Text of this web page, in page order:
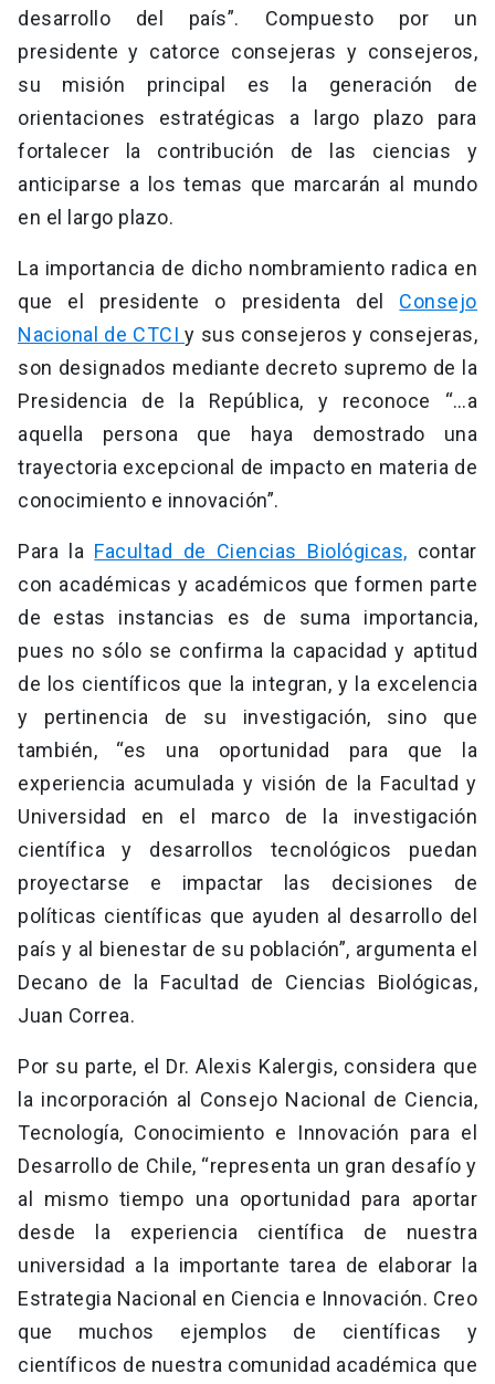
desarrollo del país”. Compuesto por un
presidente y catorce consejeras y consejeros,
su misión principal es la generación de
orientaciones estratégicas a largo plazo para
fortalecer la contribución de las ciencias y
anticiparse a los temas que marcarán al mundo
en el largo plazo.
La importancia de dicho nombramiento radica en
que el presidente o presidenta del Consejo
Nacional de CTCIy sus consejeros y consejeras,
son designados mediante decreto supremo de la
Presidencia de la República, y reconoce “…a
aquella persona que haya demostrado una
trayectoria excepcional de impacto en materia de
conocimiento e innovación”.
Para la Facultad de Ciencias Biológicas, contar
con académicas y académicos que formen parte
de estas instancias es de suma importancia,
pues no sólo se confirma la capacidad y aptitud
de los científicos que la integran, y la excelencia
y pertinencia de su investigación, sino que
también, “es una oportunidad para que la
experiencia acumulada y visión de la Facultad y
Universidad en el marco de la investigación
científica y desarrollos tecnológicos puedan
proyectarse e impactar las decisiones de
políticas científicas que ayuden al desarrollo del
país y al bienestar de su población”, argumenta el
Decano de la Facultad de Ciencias Biológicas,
Juan Correa.
Por su parte, el Dr. Alexis Kalergis, considera que
la incorporación al Consejo Nacional de Ciencia,
Tecnología, Conocimiento e Innovación para el
Desarrollo de Chile, “representa un gran desafío y
al mismo tiempo una oportunidad para aportar
desde la experiencia científica de nuestra
universidad a la importante tarea de elaborar la
Estrategia Nacional en Ciencia e Innovación. Creo
que muchos ejemplos de científicas y
científicos de nuestra comunidad académica que